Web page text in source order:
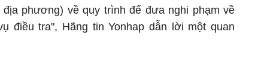
phương) về quy trình để đưa nghi phạm về
điều tra", Hãng tin Yonhap dẫn lời một quan